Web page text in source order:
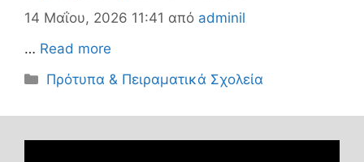
14 Μαΐου, 2026 11:41 από adminil
… Read more
Κατηγορίες
Πρότυπα & Πειραματικά Σχολεία